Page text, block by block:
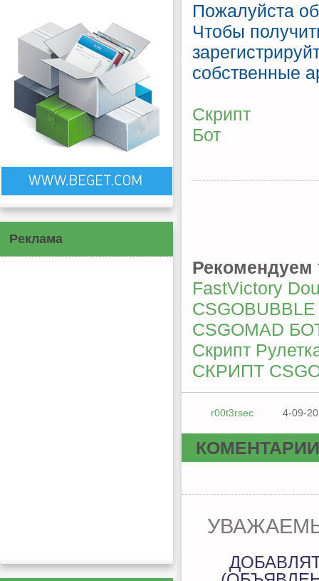
Реклама
Пожалуйста
Чтобы
собственные
Скрипт
Бот
Рекомендуем
FastVictory
CSGOMAD
Скрипт
СКРИПТ
r00t3rsec 4-09-
КОМЕНТАРИИ